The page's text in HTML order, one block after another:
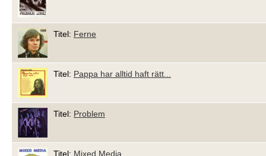
Titel: Ferne
Titel: Pappa har alltid haft rätt...
Titel: Problem
Titel: Mixed Media